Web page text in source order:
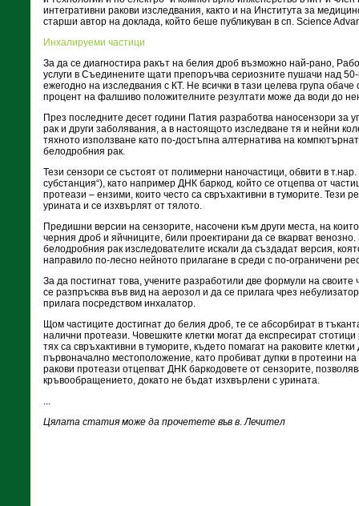
интегративни ракови изследвания, както и на Института за
старши автор на доклада, който беше публикуван в сп. Science
Инхалируеми частици
За да се диагностира ракът на белия дроб възможно най-рано,
услуги в Съединените щати препоръчва сериозните пушачи над
ежегодно на изследвания с КТ. Не всички в тази целева група обаче
процент на фалшиво положителните резултати може да води до
През последните десет години Патия разработва наносензори за
рак и други заболявания, а в настоящото изследване тя и нейни
тяхното използване като по-достъпна алтернатива на
белодробния рак.
Тези сензори се състоят от полимерни наночастици, обвити в
субстанция“), като например ДНК баркод, който се отцепва от
протеази – ензими, които често са свръхактивни в туморите. Тези
урината и се изхвърлят от тялото.
Предишни версии на сензорите, насочени към други места, на
черния дроб и яйчниците, били проектирани да се вкарват
белодробния рак изследователите искали да създадат версия,
направило по-лесно нейното прилагане в среди с по-ограничени
За да постигнат това, учените разработили две формули на своите
се разпръсква във вид на аерозол и да се прилага чрез
прилага посредством инхалатор.
Щом частиците достигнат до белия дроб, те се абсорбират в
налични протеази. Човешките клетки могат да експресират
тях са свръхактивни в туморите, където помагат на раковите
първоначално местоположение, като пробиват дупки в протеини
ракови протеази отцепват ДНК баркодовете от сензорите,
кръвообращението, докато не бъдат изхвърлени с урината.
...
Цялата статия може да прочетете във в. Лечител